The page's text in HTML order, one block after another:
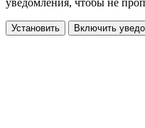
уведомления, чтобы не
Установить Включить